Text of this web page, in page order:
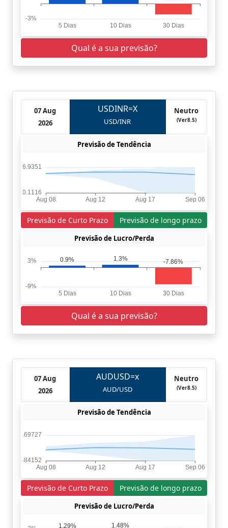
Qual é a sua previsão?
07 Aug
2026
USDINR=X
USD/INR
Neutro
(Ver8.5)
Previsão de Tendência
Previsão de Curto Prazo Previsão de longo prazo
Previsão de Lucro/Perda
Qual é a sua previsão?
07 Aug
2026
AUDUSD=x
AUD/USD
Neutro
(Ver8.5)
Previsão de Tendência
Previsão de Curto Prazo Previsão de longo prazo
Previsão de Lucro/Perda